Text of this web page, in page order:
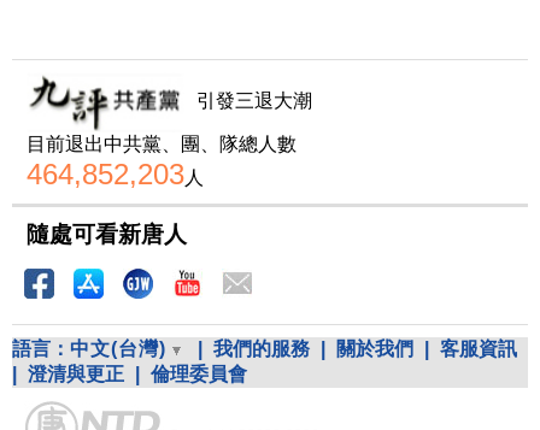
引發三退大潮
目前退出中共黨、團、隊總人數
464,852,203人
隨處可看新唐人
語言： 中文(台灣) 我們的服務 關於我們
客服資訊
澄清與更正 倫理委員會